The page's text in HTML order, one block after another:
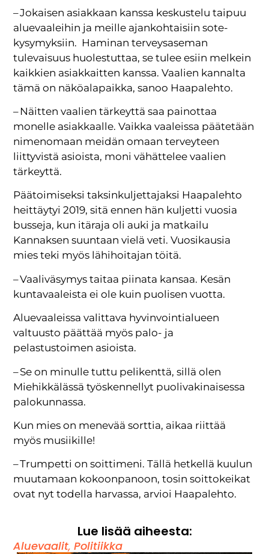
– Jokaisen asiakkaan kanssa keskustelu taipuu
aluevaaleihin ja meille ajankohtaisiin sote-
kysymyksiin. Haminan terveysaseman
tulevaisuus huolestuttaa, se tulee esiin melkein
kaikkien asiakkaitten kanssa. Vaalien kannalta
tämä on näköalapaikka, sanoo Haapalehto.
– Näitten vaalien tärkeyttä saa painottaa
monelle asiakkaalle. Vaikka vaaleissa päätetään
nimenomaan meidän omaan terveyteen
liittyvistä asioista, moni vähättelee vaalien
tärkeyttä.
Päätoimiseksi taksinkuljettajaksi Haapalehto
heittäytyi 2019, sitä ennen hän kuljetti vuosia
busseja, kun itäraja oli auki ja matkailu
Kannaksen suuntaan vielä veti. Vuosikausia
mies teki myös lähihoitajan töitä.
– Vaaliväsymys taitaa piinata kansaa. Kesän
kuntavaaleista ei ole kuin puolisen vuotta.
Aluevaaleissa valittava hyvinvointialueen
valtuusto päättää myös palo- ja
pelastustoimen asioista.
– Se on minulle tuttu pelikenttä, sillä olen
Miehikkälässä työskennellyt puolivakinaisessa
palokunnassa.
Kun mies on menevää sorttia, aikaa riittää
myös musiikille!
– Trumpetti on soittimeni. Tällä hetkellä kuulun
muutamaan kokoonpanoon, tosin soittokeikat
ovat nyt todella harvassa, arvioi Haapalehto.
Lue lisää aiheesta:
Aluevaalit,Politiikka